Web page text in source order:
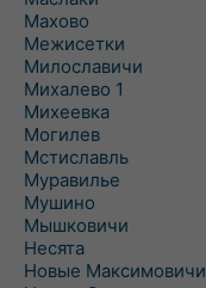
Махово
Межисетки
Милославичи
Михалево 1
Михеевка
Могилев
Мстиславль
Муравилье
Мушино
Мышковичи
Несята
Новые Максимовичи